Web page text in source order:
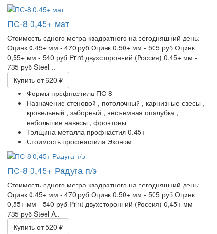
ПС-8 0,45+ мат
Стоимость одного метра квадратного на сегодняшний день:​
Оцинк 0,45+ мм - 470 руб Оцинк 0,50+ мм - 505 руб Оцинк
0,55+ мм - 540 руб Print двухсторонний (Россия) 0,45+ мм -
735 руб Steel ..
Купить от 620 ₽
Формы профнастила ПС-8
Назначение стеновой , потолочный , карнизные свесы ,
кровельный , заборный , несъёмная опалубка ,
небольшие навесы , фронтоны
Толщина металла профнастил 0.45+
Стоимость профнастила Эконом
ПС-8 0,45+ Радуга п/э
Стоимость одного метра квадратного на сегодняшний день:
Оцинк 0,45+ мм - 470 руб Оцинк 0,50+ мм - 505 руб Оцинк
0,55+ мм - 540 руб Print двухсторонний (Россия) 0,45+ мм -
735 руб Steel A..
Купить от 520 ₽